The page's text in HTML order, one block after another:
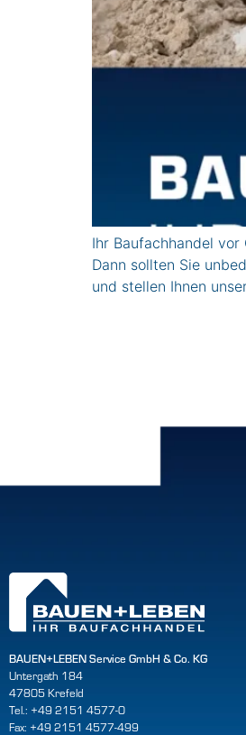
Ihr Baufachhandel vor
Dann sollten Sie
und stellen Ihnen
BAUEN+LEBEN Service GmbH & Co. KG
Untergath 184
47805 Krefeld
Tel.: +49 2151 4577-0
Fax: +49 2151 4577-499